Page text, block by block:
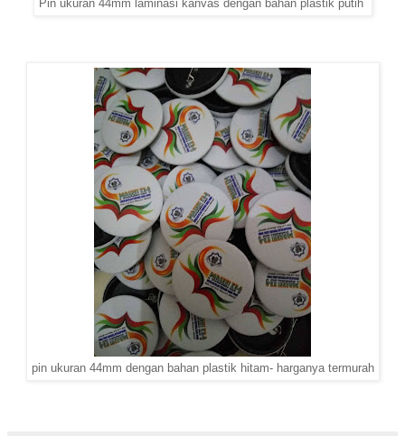
Pin ukuran 44mm laminasi kanvas dengan bahan plastik putih
pin ukuran 44mm dengan bahan plastik hitam- harganya termurah